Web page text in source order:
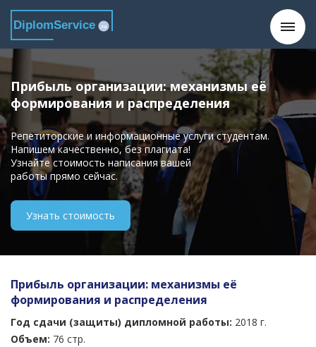
DiplomService .ru
Прибыль организации: механизмы её
формирования и распределения
Репетиторские и информационные услуги студентам.
Напишем качественно, без плагиата!
Узнайте стоимость написания вашей
работы прямо сейчас.
Узнать стоимость
Прибыль организации: механизмы её
формирования и распределения
Год сдачи (защиты) дипломной работы: 2018 г.
Объем: 76 стр.